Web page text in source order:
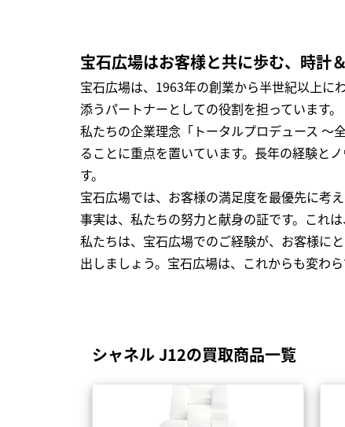
宝石広場はお客様と共に歩む、時計
宝石広場は、1963年の創業から半世紀以上に
添うパートナーとしての役割を担っています。
私たちの企業理念「トータルプロデュース ～
ることに重点を置いています。長年の経験と
す。
宝石広場では、お客様の満足度を最優先に考
事実は、私たちの努力と献身の証です。これ
私たちは、宝石広場でのご経験が、お客様に
出しましょう。宝石広場は、これからも変わ
シャネル J12の買取商品一覧